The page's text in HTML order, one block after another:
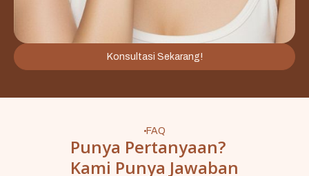
Konsultasi Sekarang!
FAQ
Punya Pertanyaan?
Kami Punya Jawaban